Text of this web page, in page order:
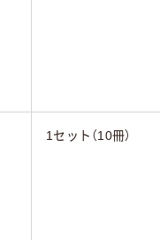
1セット（10冊）